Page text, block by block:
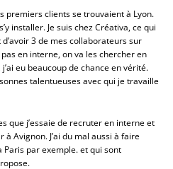
premiers clients se trouvaient à Lyon.
installer. Je suis chez Créativa, ce qui
3 de mes collaborateurs sur
pas en interne, on va les chercher en
eu beaucoup de chance en vérité.
talentueuses avec qui je travaille
que j’essaie de recruter en interne et
à Avignon. J’ai du mal aussi à faire
par exemple. et qui sont